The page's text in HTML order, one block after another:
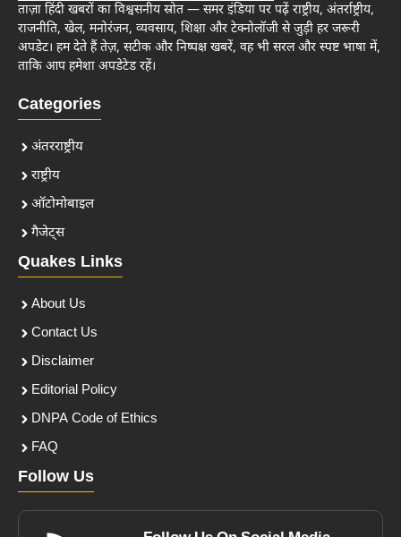
ताज़ा हिंदी खबरों का विश्वसनीय स्रोत — समर इंडिया पर पढ़ें राष्ट्रीय, अंतर्राष्ट्रीय,
राजनीति, खेल, मनोरंजन, व्यवसाय, शिक्षा और टेक्नोलॉजी से जुड़ी हर जरूरी
अपडेट। हम देते हैं तेज़, सटीक और निष्पक्ष खबरें, वह भी सरल और स्पष्ट भाषा में,
ताकि आप हमेशा अपडेटेड रहें।
Categories
अंतरराष्ट्रीय
राष्ट्रीय
ऑटोमोबाइल
गैजेट्स
Quakes Links
About Us
Contact Us
Disclaimer
Editorial Policy
DNPA Code of Ethics
FAQ
Follow Us